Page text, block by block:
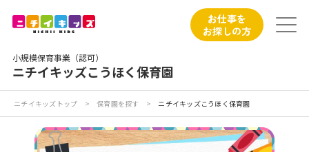
小規模保育事業（認可）
ニチイキッズこうほく保育園
お仕事を
お探しの方
ニチイが大切にしていること
ニチイキッズトップ > 保育園を探す > ニチイキッズこうほく保育園